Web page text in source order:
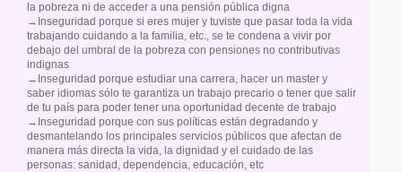
la pobreza ni de acceder a una pensión pública digna
→Inseguridad porque si eres mujer y tuviste que pasar toda la vida
trabajando cuidando a la familia, etc., se te condena a vivir por
debajo del umbral de la pobreza con pensiones no contributivas
indignas
→Inseguridad porque estudiar una carrera, hacer un master y
saber idiomas sólo te garantiza un trabajo precario o tener que salir
de tu país para poder tener una oportunidad decente de trabajo
→Inseguridad porque con sus políticas están degradando y
desmantelando los principales servicios públicos que afectan de
manera más directa la vida, la dignidad y el cuidado de las
personas: sanidad, dependencia, educación, etc